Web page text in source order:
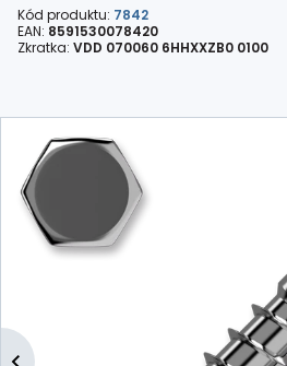
Kód produktu: 7842
EAN: 8591530078420
Zkratka: VDD 070060 6HHXXZB0 0100